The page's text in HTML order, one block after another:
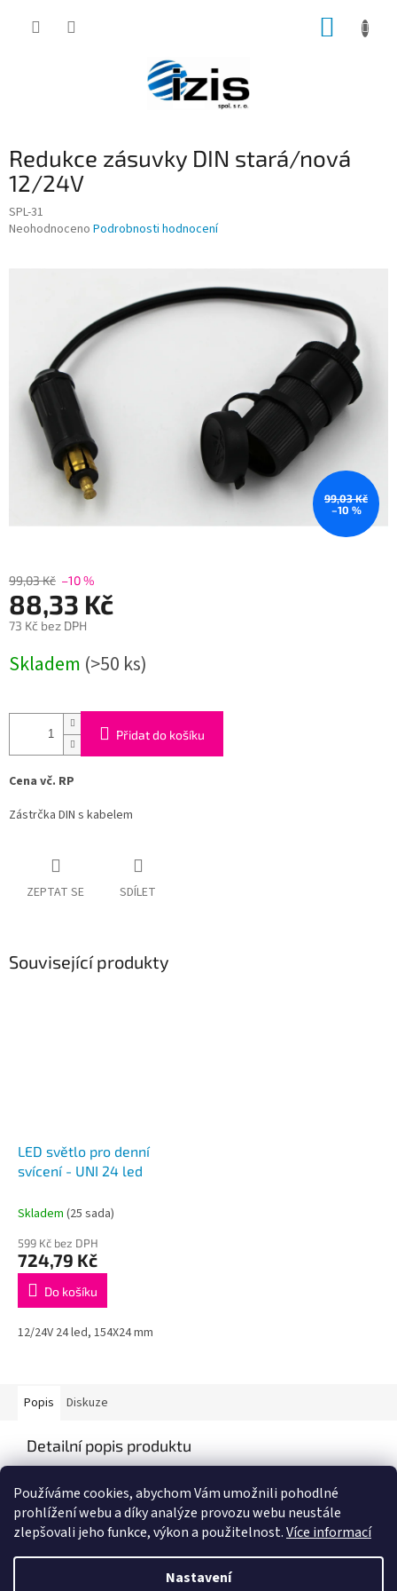
Používáme cookies, abychom Vám umožnili pohodlné
prohlížení webu a díky analýze provozu webu neustále
zlepšovali jeho funkce, výkon a použitelnost.Více informací
Nastavení
Redukce zásuvky DIN stará/nová
12/24V
SPL-31
Průměrné
hvězdiček.
Neohodnoceno Podrobnosti hodnocení
99,03 Kč
–10 %
99,03 Kč –10 %
88,33 Kč
73 Kč bez DPH
cena:
Skladem (>50 ks)
Přidat do košíku
Cena vč. RP
Zástrčka DIN s kabelem
ZEPTAT SE SDÍLET
Související produkty
LED světlo pro denní
svícení - UNI 24 led
Skladem (25 sada)
599 Kč bez DPH
724,79 Kč
Do košíku
12/24V 24 led, 154X24 mm
Popis Diskuze
Detailní popis produktu
Vytvořil Shoptet